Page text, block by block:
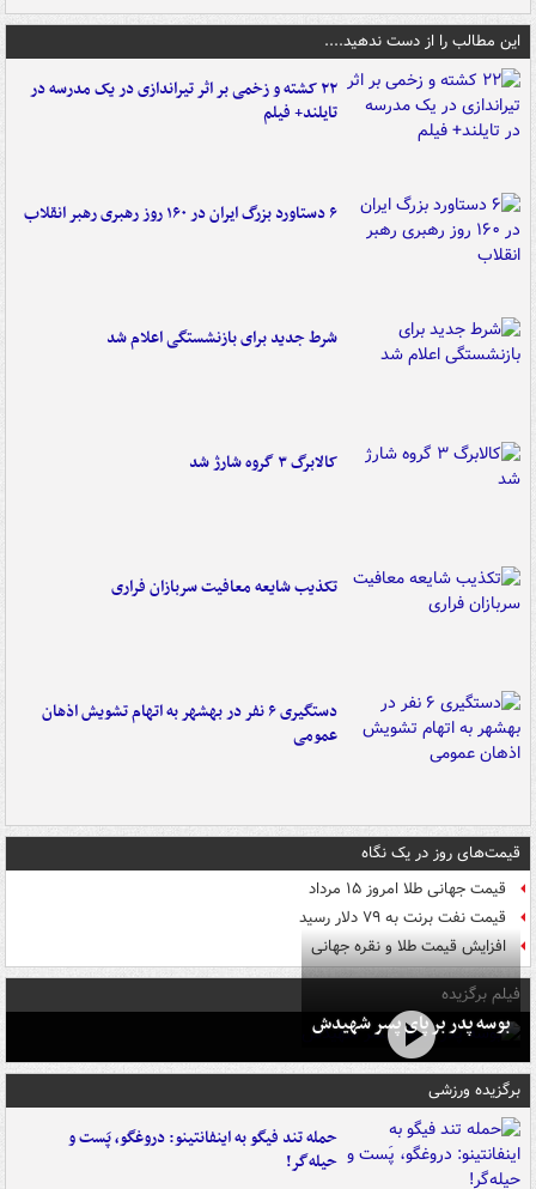
این مطالب را از دست ندهید....
۲۲ کشته و زخمی بر اثر تیراندازی در یک مدرسه در
تایلند+ فیلم
۶ دستاورد بزرگ ایران در ۱۶۰ روز رهبری رهبر انقلاب
شرط جدید برای بازنشستگی اعلام شد
کالابرگ ۳ گروه شارژ شد
تکذیب شایعه معافیت سربازان فراری
دستگیری ۶ نفر در بهشهر به اتهام تشویش اذهان
عمومی
قیمت‌های روز در یک نگاه
قیمت جهانی طلا امروز ۱۵ مرداد
قیمت نفت برنت به ۷۹ دلار رسید
افزایش قیمت طلا و نقره جهانی
فیلم برگزیده
بوسه‌ پدر بر پای پسر شهیدش
برگزیده ورزشی
حمله تند فیگو به اینفانتینو: دروغگو، پَست‌ و
حیله‌گر!